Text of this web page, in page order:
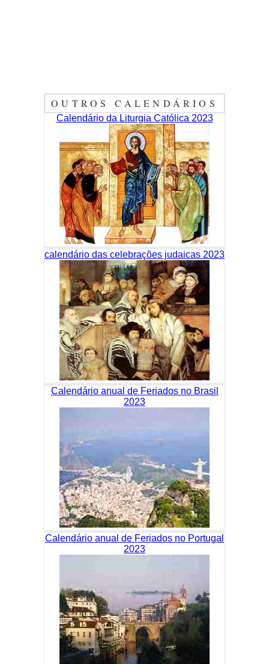
OUTROS CALENDÁRIOS
Calendário da Liturgia Católica 2023
calendário das celebrações judaicas 2023
Calendário anual de Feriados no Brasil
2023
Calendário anual de Feriados no Portugal
2023